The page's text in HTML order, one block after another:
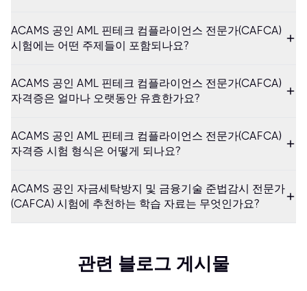
ACAMS 공인 AML 핀테크 컴플라이언스 전문가(CAFCA)
시험에는 어떤 주제들이 포함되나요?
ACAMS 공인 AML 핀테크 컴플라이언스 전문가(CAFCA)
자격증은 얼마나 오랫동안 유효한가요?
ACAMS 공인 AML 핀테크 컴플라이언스 전문가(CAFCA)
자격증 시험 형식은 어떻게 되나요?
ACAMS 공인 자금세탁방지 및 금융기술 준법감시 전문가
(CAFCA) 시험에 추천하는 학습 자료는 무엇인가요?
관련 블로그 게시물